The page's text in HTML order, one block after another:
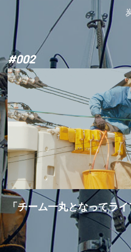
#002
「チーム一丸となってラ